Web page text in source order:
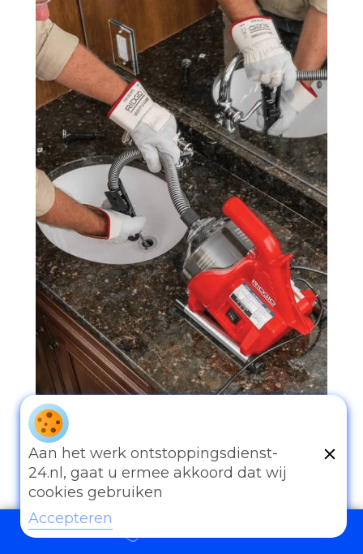
097006521500
Aan het werk ontstoppingsdienst-
24.nl, gaat u ermee akkoord dat wij
cookies gebruiken
Accepteren